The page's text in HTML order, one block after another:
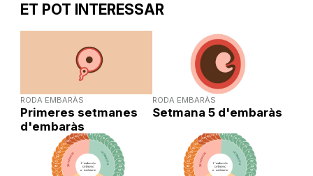
ET POT INTERESSAR
RODA EMBARÀS
Primeres setmanes
d'embaràs
RODA EMBARÀS
Setmana 5 d'embaràs